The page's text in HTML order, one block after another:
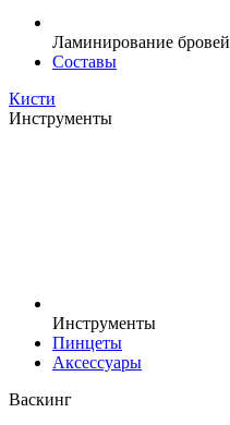
Ламинирование бровей
Составы
Кисти
Инструменты
Инструменты
Пинцеты
Аксессуары
Васкинг